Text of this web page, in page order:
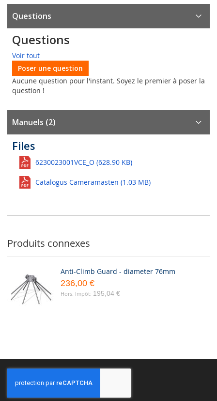
Questions
Questions
Voir tout
Poser une question
Aucune question pour l'instant. Soyez le premier à poser la
question !
Manuels (2)
Files
6230023001VCE_O (628.90 KB)
Catalogus Cameramasten (1.03 MB)
Produits connexes
Anti-Climb Guard - diameter 76mm
236,00 €
195,04 €